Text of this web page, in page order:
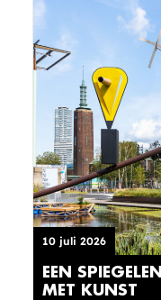
10 juli 2026
EEN
MET KUNST